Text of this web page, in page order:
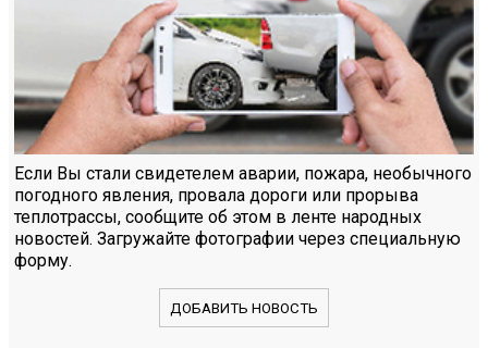
Если Вы стали свидетелем аварии, пожара, необычного
погодного явления, провала дороги или прорыва
теплотрассы, сообщите об этом в ленте народных
новостей. Загружайте фотографии через специальную
форму.
ДОБАВИТЬ НОВОСТЬ